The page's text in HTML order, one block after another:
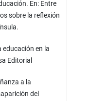
En: Entre
sobre la reflexión
educación en la
Editorial
a la
del